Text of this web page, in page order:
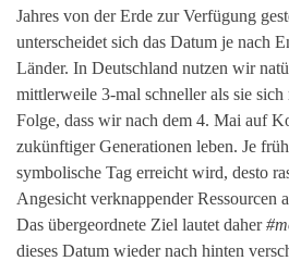
Jahres von der Erde zur Verfügung
unterscheidet sich das Datum je nach
Länder. In Deutschland nutzen wir
mittlerweile 3-mal schneller als sie sich
Folge, dass wir nach dem 4. Mai auf
zukünftiger Generationen leben. Je
symbolische Tag erreicht wird, desto
Angesicht verknappender Ressourcen
Das übergeordnete Ziel lautet daher
dieses Datum wieder nach hinten